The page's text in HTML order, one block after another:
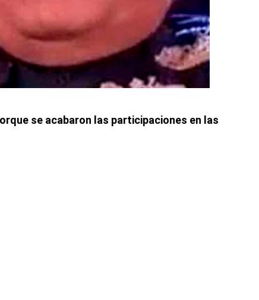
se acabaron las participaciones en las